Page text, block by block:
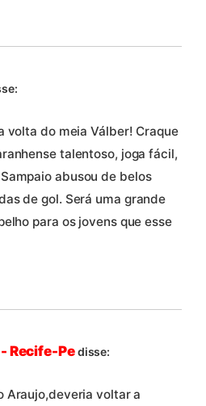
volta do meia Válber! Craque
talentoso, joga fácil,
abusou de belos
de gol. Será uma grande
para os jovens que esse
Recife-Pedisse:
Araujo,deveria voltar a